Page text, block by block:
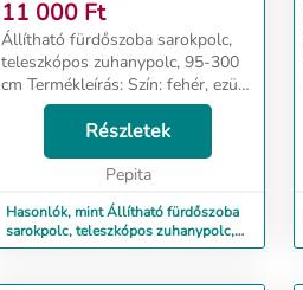
ZUHANYPOLC, 95-300 CM
11 000 Ft
Állítható fürdőszoba sarokpolc,
teleszkópos zuhanypolc, 95-300
cm Termékleírás: Szín: fehér, ezüst
Anyaga: rozsdamentes acél, PP
műanyag, ABS, PVC Megfelelő
magasság a padlótól a
mennyezetig: 95...
Részletek
Pepita
Hasonlók, mint Állítható fürdőszoba
sarokpolc, teleszkópos zuhanypolc,
95-300 cm